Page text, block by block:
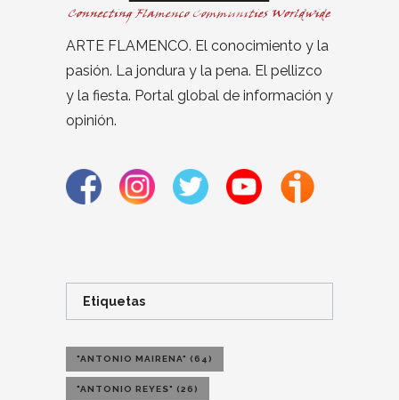
ARTE FLAMENCO. El conocimiento y la
pasión. La jondura y la pena. El pellizco
y la fiesta. Portal global de información y
opinión.
Etiquetas
"ANTONIO MAIRENA" (64)
"ANTONIO REYES" (26)